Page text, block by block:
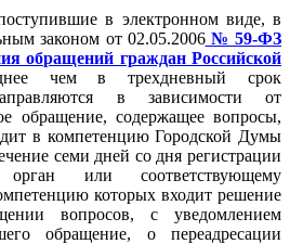
в электронном виде, в
законом от 02.05.2006№ 59-ФЗ
обращений граждан Российской
чем в трехдневный срок
в зависимости от
обращение, содержащее вопросы,
в компетенцию Городской Думы
семи дней со дня регистрации
или соответствующему
которых входит решение
вопросов, с уведомлением
обращение, о переадресации